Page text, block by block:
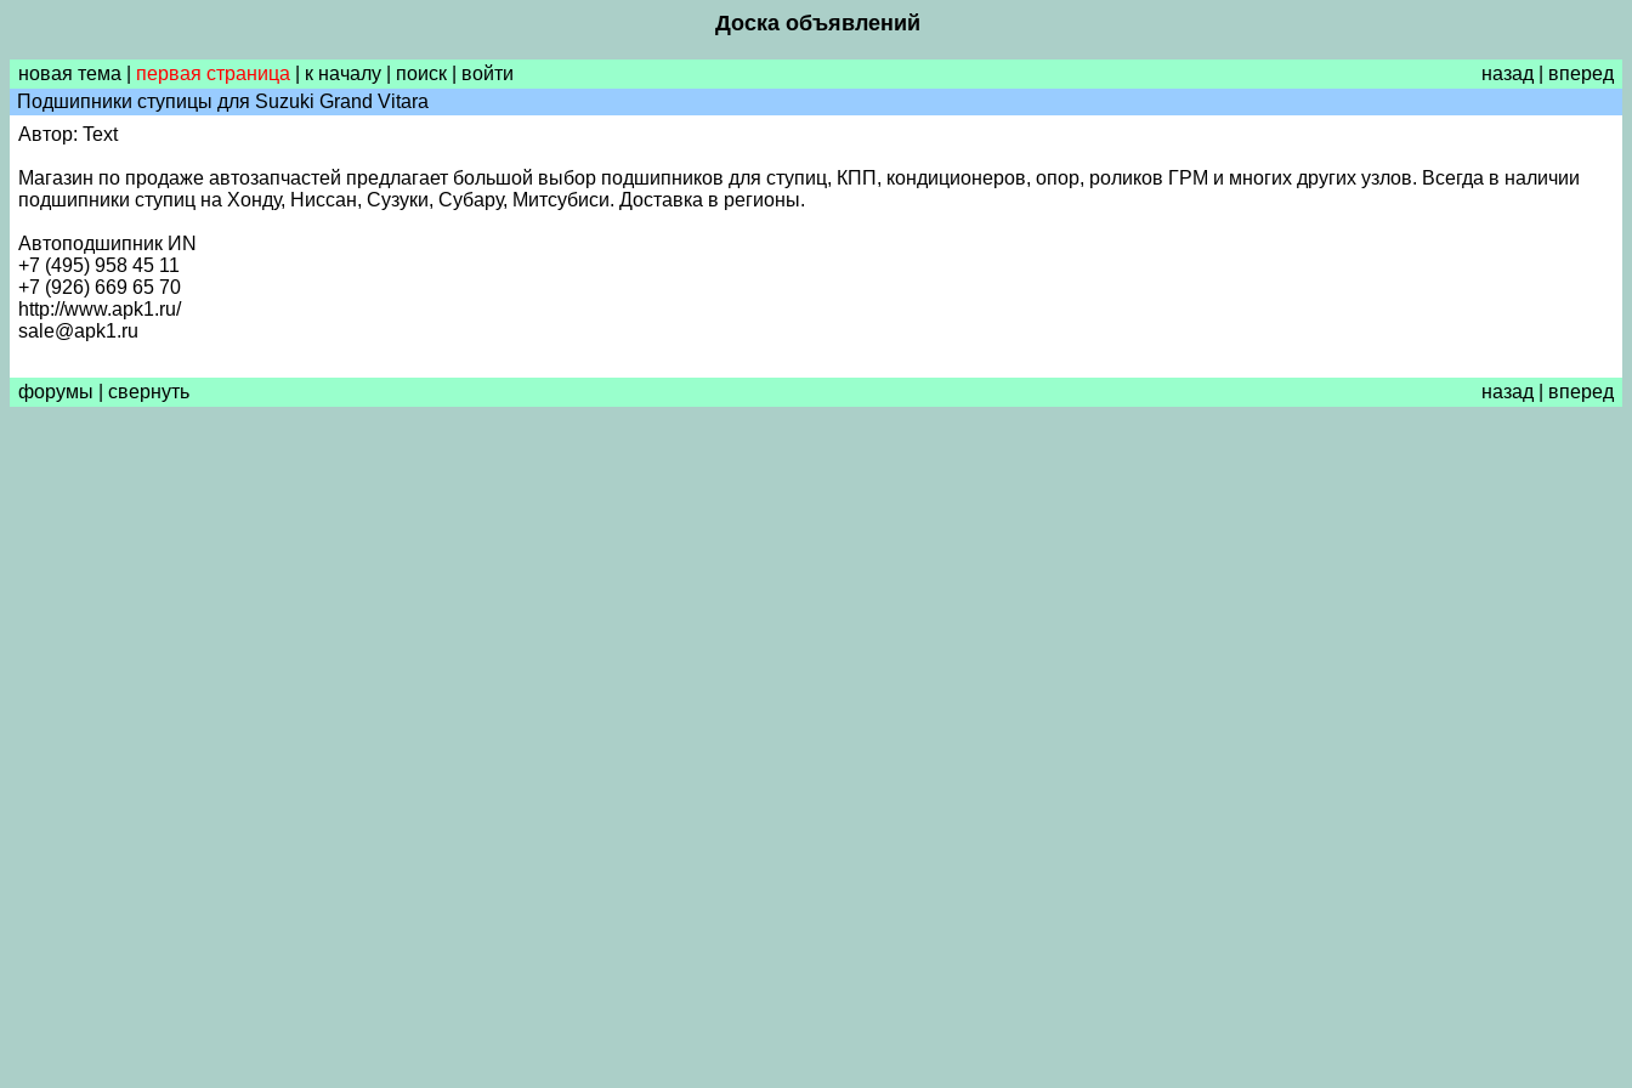
Доска объявлений
новая тема первая страница к началу поиск войти назад
вперед
Подшипники ступицы для Suzuki Grand Vitara
Автор: Text
Магазин по продаже автозапчастей предлагает большой выбор подшипников для ступиц, КПП, кондиционеров, опор, роликов ГРМ и многих других узлов. Всегда в наличии
подшипники ступиц на Хонду, Ниссан, Cузуки, Субару, Митсубиси. Доставка в регионы.
Автоподшипник ИN
+7 (495) 958 45 11
+7 (926) 669 65 70
http://www.apk1.ru/
sale@apk1.ru
форумы свернуть назад вперед